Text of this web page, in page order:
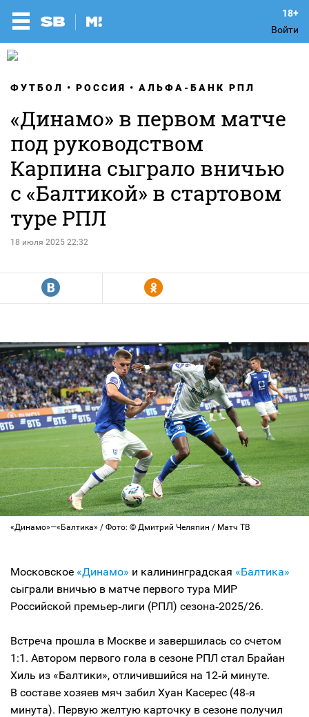
Войти
ФУТБОЛ РОССИЯ АЛЬФА-БАНК РПЛ
«Динамо» в первом матче
под руководством
Карпина сыграло вничью
с «Балтикой» в стартовом
туре РПЛ
18 июля 2025 22:32
R Y
«Динамо»—«Балтика» / Фото: © Дмитрий Челяпин / Матч ТВ
Московское «Динамо» и калининградская «Балтика»
сыграли вничью в матче первого тура МИР
Российской премьер‑лиги (РПЛ) сезона‑2025/26.
Встреча прошла в Москве и завершилась со счетом
1:1. Автором первого гола в сезоне РПЛ стал Брайан
Хиль из «Балтики», отличившийся на 12‑й минуте.
В составе хозяев мяч забил Хуан Касерес (48‑я
минута). Первую желтую карточку в сезоне получил